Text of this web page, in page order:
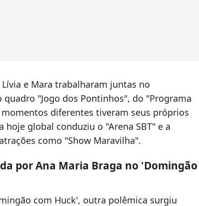
e Mara trabalharam juntas no
quadro "Jogo dos Pontinhos", do "Programa
momentos diferentes tiveram seus próprios
hoje global conduziu o "Arena SBT" e a
como "Show Maravilha".
por Ana Maria Braga no 'Domingão
com Huck', outra polêmica surgiu